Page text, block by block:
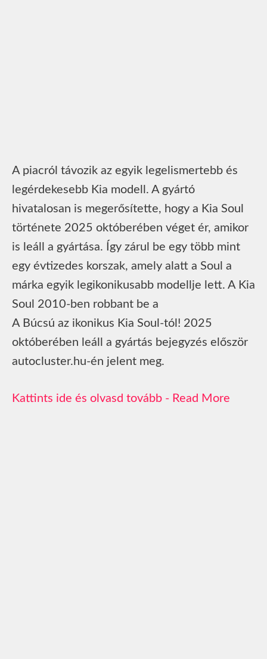
A piacról távozik az egyik legelismertebb és
legérdekesebb Kia modell. A gyártó
hivatalosan is megerősítette, hogy a Kia Soul
története 2025 októberében véget ér, amikor
is leáll a gyártása. Így zárul be egy több mint
egy évtizedes korszak, amely alatt a Soul a
márka egyik legikonikusabb modellje lett. A Kia
Soul 2010-ben robbant be a
A Búcsú az ikonikus Kia Soul-tól! 2025
októberében leáll a gyártás bejegyzés először
autocluster.hu-én jelent meg.
Read More